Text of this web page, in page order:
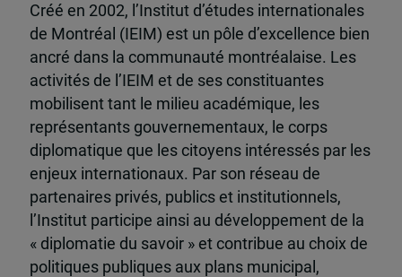
Créé en 2002, l’Institut d’études internationales
de Montréal (IEIM) est un pôle d’excellence bien
ancré dans la communauté montréalaise. Les
activités de l’IEIM et de ses constituantes
mobilisent tant le milieu académique, les
représentants gouvernementaux, le corps
diplomatique que les citoyens intéressés par les
enjeux internationaux. Par son réseau de
partenaires privés, publics et institutionnels,
l’Institut participe ainsi au développement de la
« diplomatie du savoir » et contribue au choix de
politiques publiques aux plans municipal,